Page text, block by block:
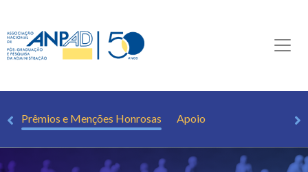
Prêmios e Menções Honrosas Apoio